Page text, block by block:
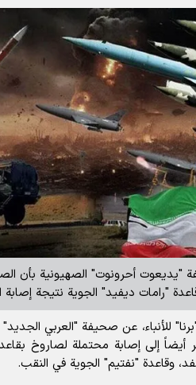
"يديعوت أحرونوت" الصهيونية بأن
"رامات ديفيد" الجوية نتيجة إصابة
للأنباء، عن صحيفة "العربي الجديد"
وقاعدة "نفتيم" الجوية في النقب.